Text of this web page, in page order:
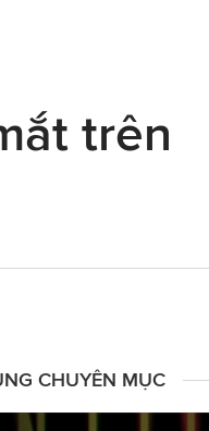
trên
CHUYÊN MỤC